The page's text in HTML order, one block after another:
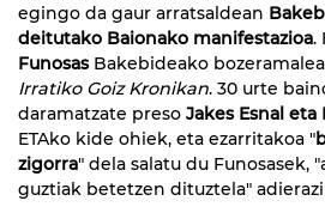
egingo da gaur arratsaldean
deitutako Baionako manifestazioa.
FunosasBakebideako
Irratiko Goiz Kronikan. 30 urte
daramatzate preso Jakes Esnal
ETAko kide ohiek, eta ezarritakoa "
zigorra" dela salatu du Funosasek,
guztiak betetzen dituztela"